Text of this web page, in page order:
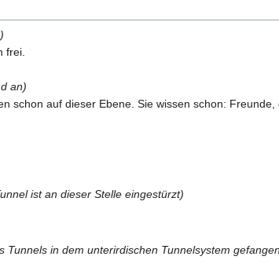
frei.
an)
schon auf dieser Ebene. Sie wissen schon:
ist an dieser Stelle eingestürzt)
in dem unterirdischen Tunnelsystem